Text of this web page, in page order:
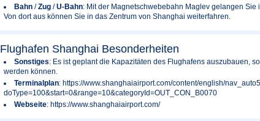
Bahn /Zug /U-Bahn: Mit der Magnetschwebebahn Maglev gelangen Sie
Von dort aus können Sie in das Zentrum von Shanghai weiterfahren.
Flughafen Shanghai Besonderheiten
Sonstiges: Es ist geplant die Kapazitäten des Flughafens auszubauen,
werden können.
Terminalplan: https://www.shanghaiairport.com/content/english/
doType=100&start=0&range=10&categoryId=OUT_CON_B0070
Webseite: https://www.shanghaiairport.com/